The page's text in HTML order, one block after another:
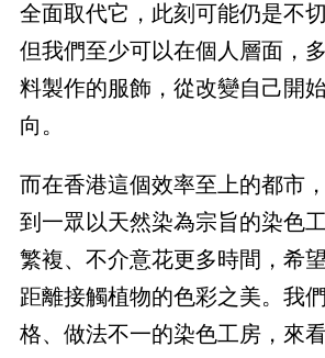
全面取代它，此刻可能仍是不
但我們至少可以在個人層面，
料製作的服飾，從改變自己開
向。
而在香港這個效率至上的都市
到一眾以天然染為宗旨的染色
繁複、不介意花更多時間，希
距離接觸植物的色彩之美。我
格、做法不一的染色工房，來